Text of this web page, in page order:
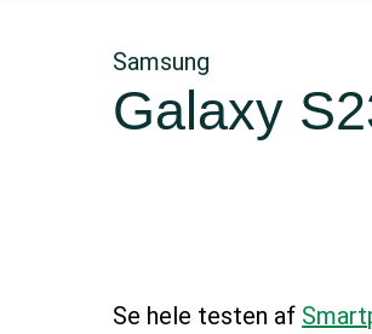
Samsung
Galaxy
Se hele testen af